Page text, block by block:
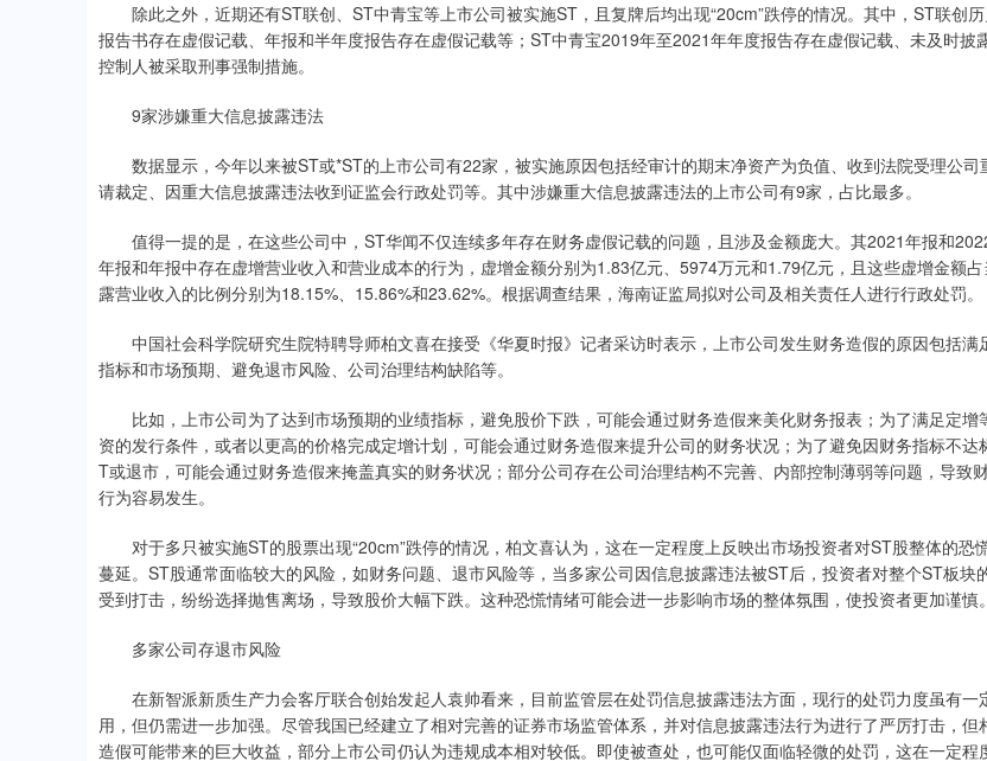
除此之外，近期还有ST联创、ST中青宝等上市公司被实施ST，且复牌后均出现“20cm”跌停的情况。其中，ST联创
报告书存在虚假记载、年报和半年度报告存在虚假记载等；ST中青宝2019年至2021年年度报告存在虚假记载、未及时披
控制人被采取刑事强制措施。
9家涉嫌重大信息披露违法
数据显示，今年以来被ST或*ST的上市公司有22家，被实施原因包括经审计的期末净资产为负值、收到法院受理公司
请裁定、因重大信息披露违法收到证监会行政处罚等。其中涉嫌重大信息披露违法的上市公司有9家，占比最多。
值得一提的是，在这些公司中，ST华闻不仅连续多年存在财务虚假记载的问题，且涉及金额庞大。其2021年报和
年报和年报中存在虚增营业收入和营业成本的行为，虚增金额分别为1.83亿元、5974万元和1.79亿元，且这些虚增金额占
露营业收入的比例分别为18.15%、15.86%和23.62%。根据调查结果，海南证监局拟对公司及相关责任人进行行政处罚。
中国社会科学院研究生院特聘导师柏文喜在接受《华夏时报》记者采访时表示，上市公司发生财务造假的原因包括满
指标和市场预期、避免退市风险、公司治理结构缺陷等。
比如，上市公司为了达到市场预期的业绩指标，避免股价下跌，可能会通过财务造假来美化财务报表；为了满足定增
资的发行条件，或者以更高的价格完成定增计划，可能会通过财务造假来提升公司的财务状况；为了避免因财务指标不达
T或退市，可能会通过财务造假来掩盖真实的财务状况；部分公司存在公司治理结构不完善、内部控制薄弱等问题，导致
行为容易发生。
对于多只被实施ST的股票出现“20cm”跌停的情况，柏文喜认为，这在一定程度上反映出市场投资者对ST股整体的恐
蔓延。ST股通常面临较大的风险，如财务问题、退市风险等，当多家公司因信息披露违法被ST后，投资者对整个ST板块
受到打击，纷纷选择抛售离场，导致股价大幅下跌。这种恐慌情绪可能会进一步影响市场的整体氛围，使投资者更加谨慎。
多家公司存退市风险
在新智派新质生产力会客厅联合创始发起人袁帅看来，目前监管层在处罚信息披露违法方面，现行的处罚力度虽有一
用，但仍需进一步加强。尽管我国已经建立了相对完善的证券市场监管体系，并对信息披露违法行为进行了严厉打击，但
造假可能带来的巨大收益，部分上市公司仍认为违规成本相对较低。即使被查处，也可能仅面临轻微的处罚，这在一定程